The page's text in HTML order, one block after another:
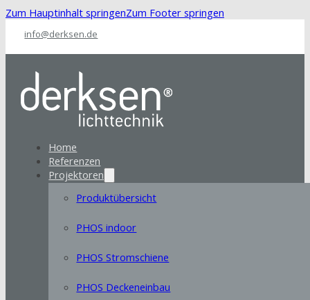
Zum Hauptinhalt springenZum Footer springen
info@derksen.de
Home
Referenzen
Projektoren
Produktübersicht
PHOS indoor
PHOS Stromschiene
PHOS Deckeneinbau